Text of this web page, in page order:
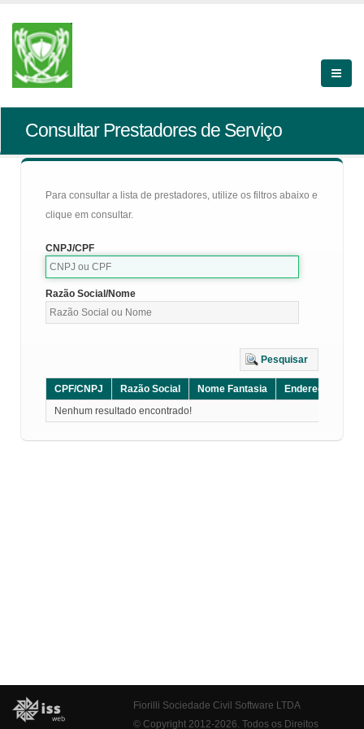
Consultar Prestadores de Serviço
Para consultar a lista de prestadores, utilize os filtros abaixo e
clique em consultar.
CNPJ/CPF
Razão Social/Nome
Pesquisar
CPF/CNPJ Razão Social Nome Fantasia Endereço
Nenhum resultado encontrado!
Fiorilli Sociedade Civil Software LTDA
© Copyright 2012-2026. Todos os Direitos